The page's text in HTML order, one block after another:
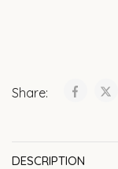
Share:
DESCRIPTION